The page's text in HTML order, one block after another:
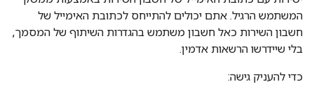
המשתמש הרגיל. אתם יכולים להתייחס לכתובת האימייל של
חשבון השירות כאל חשבון משתמש בהגדרות השיתוף של המסמך,
בלי שיידרשו הרשאות אדמין.
כדי להעניק גישה: